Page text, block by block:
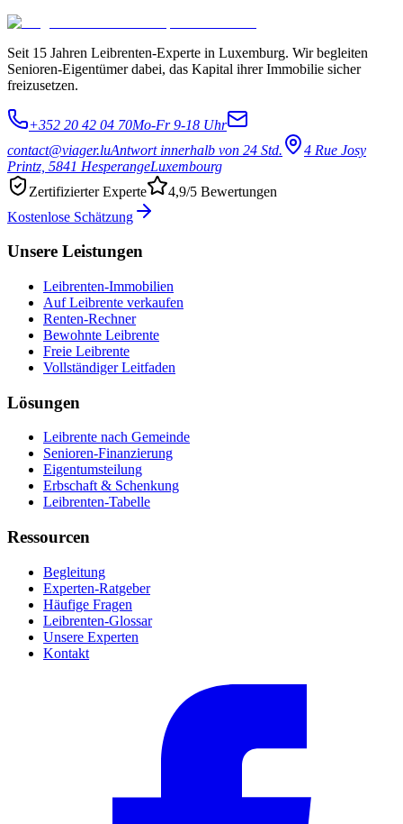
Seit 15 Jahren Leibrenten-Experte in Luxemburg. Wir begleiten
Senioren-Eigentümer dabei, das Kapital ihrer Immobilie sicher
freizusetzen.
+352 20 42 04 70Mo-Fr 9-18 Uhr
contact@viager.luAntwort innerhalb von 24 Std.
4 Rue Josy
Printz, 5841 HesperangeLuxembourg
Zertifizierter Experte
4,9/5 Bewertungen
Kostenlose Schätzung
Unsere Leistungen
Leibrenten-Immobilien
Auf Leibrente verkaufen
Renten-Rechner
Bewohnte Leibrente
Freie Leibrente
Vollständiger Leitfaden
Lösungen
Leibrente nach Gemeinde
Senioren-Finanzierung
Eigentumsteilung
Erbschaft & Schenkung
Leibrenten-Tabelle
Ressourcen
Begleitung
Experten-Ratgeber
Häufige Fragen
Leibrenten-Glossar
Unsere Experten
Kontakt